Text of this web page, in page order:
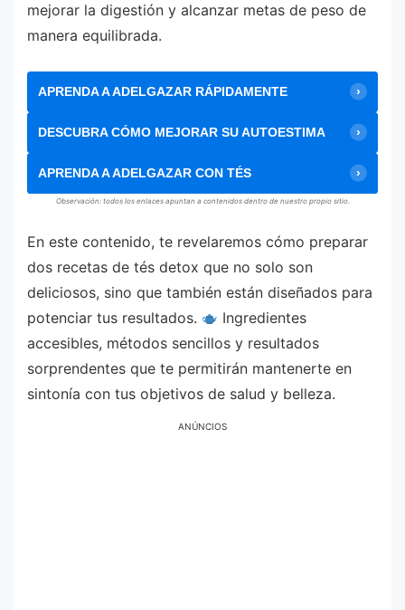
mejorar la digestión y alcanzar metas de peso de
manera equilibrada.
APRENDA A ADELGAZAR RÁPIDAMENTE
DESCUBRA CÓMO MEJORAR SU AUTOESTIMA
APRENDA A ADELGAZAR CON TÉS
Observación: todos los enlaces apuntan a contenidos dentro de nuestro propio sitio.
En este contenido, te revelaremos cómo preparar
dos recetas de tés detox que no solo son
deliciosos, sino que también están diseñados para
potenciar tus resultados.
Ingredientes
accesibles, métodos sencillos y resultados
sorprendentes que te permitirán mantenerte en
sintonía con tus objetivos de salud y belleza.
ANÚNCIOS